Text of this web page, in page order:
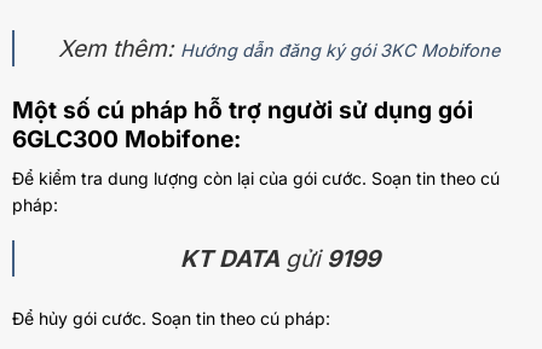
Xem thêm: Hướng dẫn đăng ký gói 3KC Mobifone
Một số cú pháp hỗ trợ người sử dụng gói
6GLC300 Mobifone:
Để kiểm tra dung lượng còn lại của gói cước. Soạn tin theo cú
pháp:
KT DATA gửi 9199
Để hủy gói cước. Soạn tin theo cú pháp: